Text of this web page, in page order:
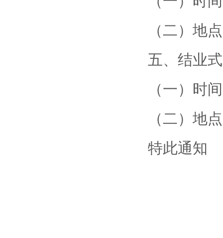
（二）地
五、结业
（一）时
（二）地
特此通知